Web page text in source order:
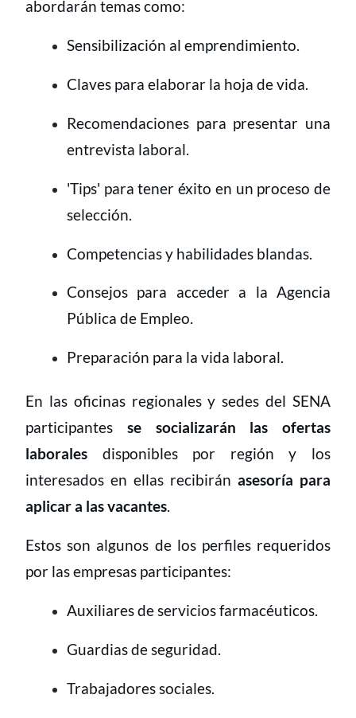
abordarán temas como:
Sensibilización al emprendimiento.
Claves para elaborar la hoja de vida.
Recomendaciones para presentar una
entrevista laboral.
'Tips' para tener éxito en un proceso de
selección.
Competencias y habilidades blandas.
Consejos para acceder a la Agencia
Pública de Empleo.
Preparación para la vida laboral.
En las oficinas regionales y sedes del SENA
participantes se socializarán las ofertas
laborales disponibles por región y los
interesados en ellas recibirán asesoría para
aplicar a las vacantes.
Estos son algunos de los perfiles requeridos
por las empresas participantes:
Auxiliares de servicios farmacéuticos.
Guardias de seguridad.
Trabajadores sociales.